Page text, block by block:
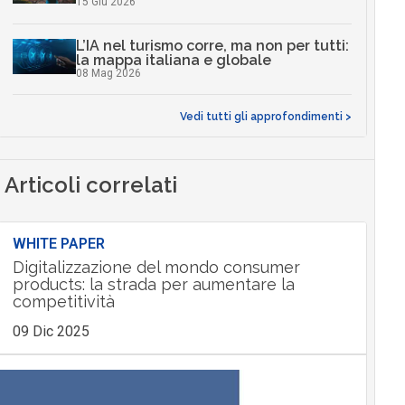
L’IA nel turismo corre, ma non per tutti:
la mappa italiana e globale
08 Mag 2026
Vedi tutti gli approfondimenti >
Articoli correlati
WHITE PAPER
Digitalizzazione del mondo consumer
products: la strada per aumentare la
competitività
09 Dic 2025